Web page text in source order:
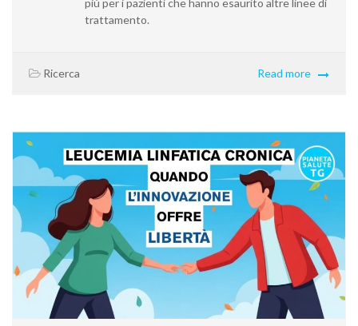
più per i pazienti che hanno esaurito altre linee di
trattamento.
Ricerca Read more